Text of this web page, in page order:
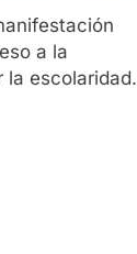
a la
la escolaridad.